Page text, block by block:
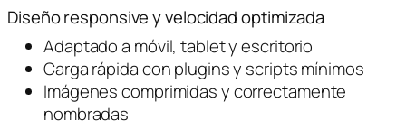
Diseño responsive y velocidad optimizada
Adaptado a móvil, tablet y escritorio
Carga rápida con plugins y scripts mínimos
Imágenes comprimidas y correctamente
nombradas